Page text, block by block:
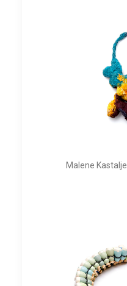
Malene Kastalje